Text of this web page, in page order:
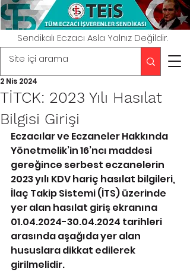
Sendikalı Eczacı Asla Yalnız Değildir.
TİTCK: 2023 Yılı Hasılat
Bilgisi Girişi
2 Nis 2024
Eczacılar ve Eczaneler Hakkında
Yönetmelik’in 16’ncı maddesi
gereğince serbest eczanelerin
2023 yılı KDV hariç hasılat bilgileri,
İlaç Takip Sistemi (İTS) üzerinde
yer alan hasılat giriş ekranına
01.04.2024-30.04.2024 tarihleri
arasında aşağıda yer alan
hususlara dikkat edilerek
girilmelidir.